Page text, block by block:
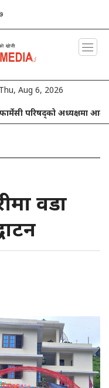
Thu, Aug 6, 2026
अध्यक्षमा आलम नियुक्त
वडा